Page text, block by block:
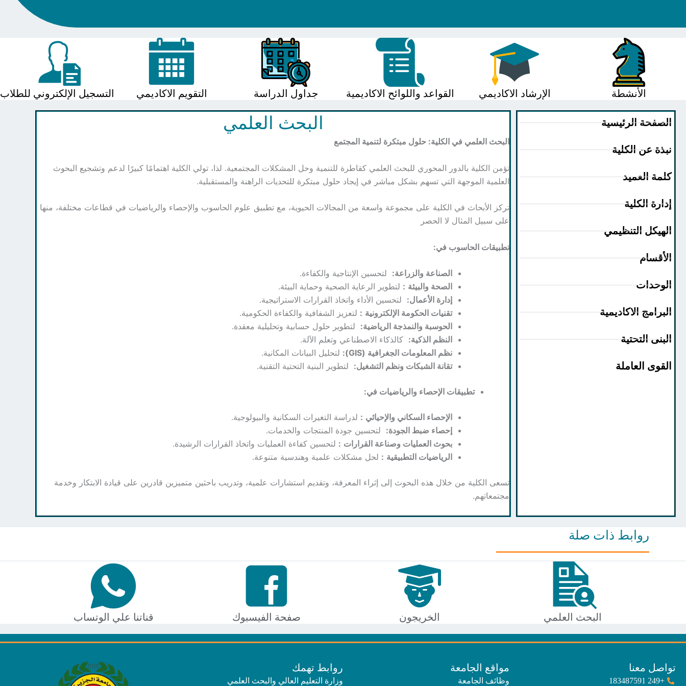
الأنشطة الإرشاد الاكاديمي القواعد واللوائح الاكاديمية جداول الدراسة التقويم الاكاديمي التسجيل الإلكتروني للطلاب
الصفحة الرئيسية
نبذة عن الكلية
كلمة العميد
إدارة الكلية
الهيكل التنظيمي
الأقسام
الوحدات
البرامج الاكاديمية
البنى التحتية
القوى العاملة
البحث العلمي
البحث العلمي في الكلية: حلول مبتكرة لتنمية المجتمع
تؤمن الكلية بالدور المحوري للبحث العلمي كقاطرة للتنمية وحل المشكلات المجتمعية. لذا، تولي الكلية اهتمامًا كبيرًا لدعم وتشجيع البحوث
العلمية الموجهة التي تسهم بشكل مباشر في إيجاد حلول مبتكرة للتحديات الراهنة والمستقبلية.
تركز الأبحاث في الكلية على مجموعة واسعة من المجالات الحيوية، مع تطبيق علوم الحاسوب والإحصاء والرياضيات في قطاعات مختلفة، منها
على سبيل المثال لا الحصر
تطبيقات الحاسوب في:
الصناعة والزراعة: لتحسين الإنتاجية والكفاءة.
الصحة والبيئة : لتطوير الرعاية الصحية وحماية البيئة.
إدارة الأعمال: لتحسين الأداء واتخاذ القرارات الاستراتيجية.
تقنيات الحكومة الإلكترونية : لتعزيز الشفافية والكفاءة الحكومية.
الحوسبة والنمذجة الرياضية: لتطوير حلول حسابية وتحليلية معقدة.
النظم الذكية: كالذكاء الاصطناعي وتعلم الآلة.
نظم المعلومات الجغرافية (GIS):
لتحليل البيانات المكانية.
تقانة الشبكات ونظم التشغيل: لتطوير البنية التحتية التقنية.
تطبيقات الإحصاء والرياضيات في:
الإحصاء السكاني والإحيائي : لدراسة التغيرات السكانية والبيولوجية.
إحصاء ضبط الجودة: لتحسين جودة المنتجات والخدمات.
بحوث العمليات وصناعة القرارات : لتحسين كفاءة العمليات واتخاذ القرارات الرشيدة.
الرياضيات التطبيقية : لحل مشكلات علمية وهندسية متنوعة.
تسعى الكلية من خلال هذه البحوث إلى إثراء المعرفة، وتقديم استشارات علمية، وتدريب باحثين متميزين قادرين على قيادة الابتكار وخدمة
مجتمعاتهم.
روابط ذات صلة
البحث العلمي الخريجون صفحة الفيسبوك قناتنا علي الوتساب
تواصل معنا
+249 183487591
مواقع الجامعة
وظائف الجامعة
روابط تهمك
وزارة التعليم العالي والبحث العلمي